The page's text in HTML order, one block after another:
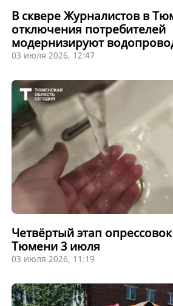
В сквере Журналистов в
отключения потребителей
модернизируют
03 июля 2026, 12:47
Четвёртый этап опрессовок
Тюмени 3 июля
03 июля 2026, 11:19